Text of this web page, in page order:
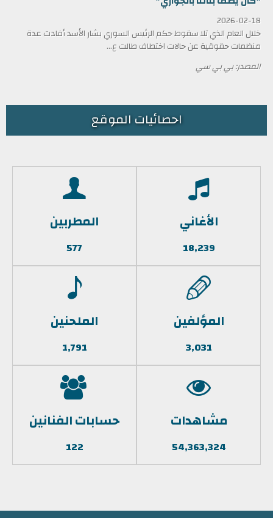
2026-02-18
خلال العام الذي تلا سقوط حكم الرئيس السوري بشار الأسد أفادت عدة
منظمات حقوقية عن حالات اختطاف طالت ع...
المصدر: بي بي سي
احصائيات الموقع
الأغاني
18,239
المطربين
577
المؤلفين
3,031
الملحنين
1,791
مشاهدات
54,363,324
حسابات الفنانين
122